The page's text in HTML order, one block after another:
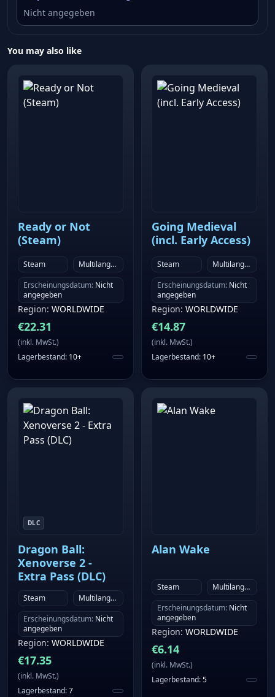
Nicht angegeben
You may also like
Ready or Not
(Steam)
Steam
Multilanguage
Erscheinungsdatum: Nicht
angegeben
Region: WORLDWIDE
€22.31
(inkl. MwSt.)
Lagerbestand: 10+
Going Medieval
(incl. Early Access)
Steam
Multilanguage
Erscheinungsdatum: Nicht
angegeben
Region: WORLDWIDE
€14.87
(inkl. MwSt.)
Lagerbestand: 10+
DLC
Dragon Ball:
Xenoverse 2 -
Extra Pass (DLC)
Steam
Multilanguage
Erscheinungsdatum: Nicht
angegeben
Region: WORLDWIDE
€17.35
(inkl. MwSt.)
Lagerbestand:7
Alan Wake
Steam
Multilanguage
Erscheinungsdatum: Nicht
angegeben
Region: WORLDWIDE
€6.14
(inkl. MwSt.)
Lagerbestand:5